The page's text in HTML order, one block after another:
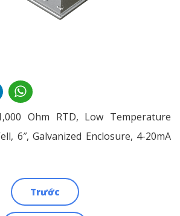
Ohm RTD, Low Temperature
6″, Galvanized Enclosure, 4-20mA
Trước